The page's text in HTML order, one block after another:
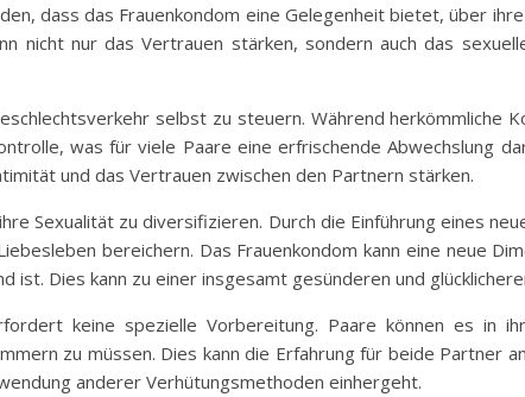
dass das Frauenkondom eine Gelegenheit bietet, über
nicht nur das Vertrauen stärken, sondern auch das
selbst zu steuern. Während herkömmliche
was für viele Paare eine erfrischende Abwechslung
und das Vertrauen zwischen den Partnern stärken.
Sexualität zu diversifizieren. Durch die Einführung eines
bereichern. Das Frauenkondom kann eine neue
ist. Dies kann zu einer insgesamt gesünderen und
keine spezielle Vorbereitung. Paare können es in
zu müssen. Dies kann die Erfahrung für beide Partner
anderer Verhütungsmethoden einhergeht.